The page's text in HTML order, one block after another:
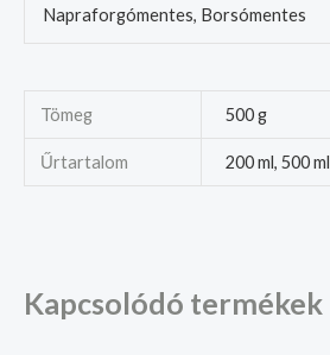
Napraforgómentes, Borsómentes
Tömeg 500 g
Űrtartalom 200 ml, 500 ml
Kapcsolódó termékek